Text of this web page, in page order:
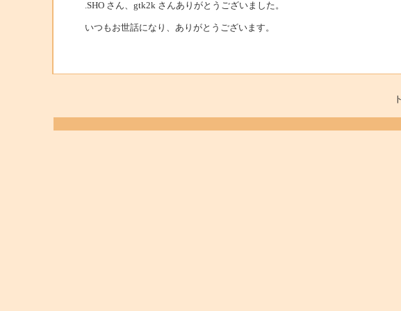
.SHO さん、gtk2k さんありがとうございました。
いつもお世話になり、ありがとうございます。